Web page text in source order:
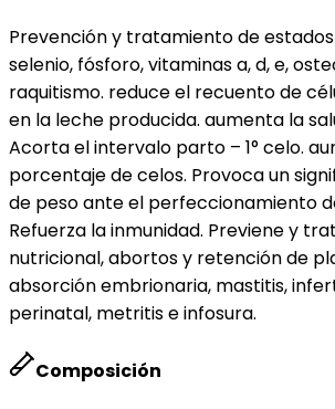
Prevención y tratamiento de
selenio, fósforo, vitaminas a, d, e,
raquitismo. reduce el recuento de
en la leche producida. aumenta la
Acorta el intervalo parto – 1° celo.
porcentaje de celos. Provoca un
de peso ante el perfeccionamiento
Refuerza la inmunidad. Previene y
nutricional, abortos y retención de
absorción embrionaria, mastitis,
perinatal, metritis e infosura.
Composición